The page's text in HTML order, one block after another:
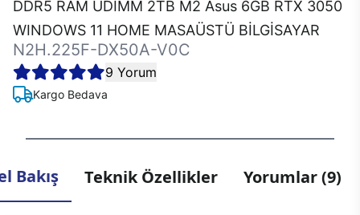
DDR5 RAM UDIMM 2TB M2 Asus 6GB RTX 3050
WINDOWS 11 HOME MASAÜSTÜ BİLGİSAYAR
N2H.225F-DX50A-V0C
9 Yorum
Kargo Bedava
Bakış Teknik Özellikler Yorumlar (9)